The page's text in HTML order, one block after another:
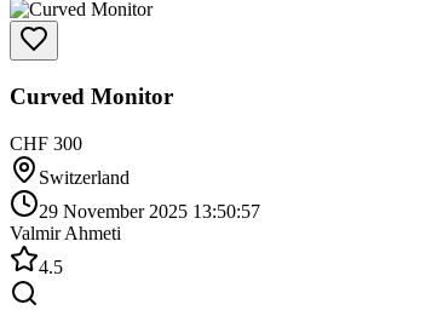
Curved Monitor
CHF 300
Switzerland
29 November 2025 13:50:57
Valmir Ahmeti
4.5